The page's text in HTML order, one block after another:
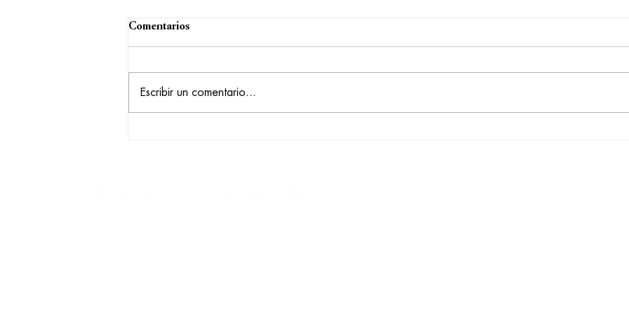
Comentarios
Escribir un comentario...